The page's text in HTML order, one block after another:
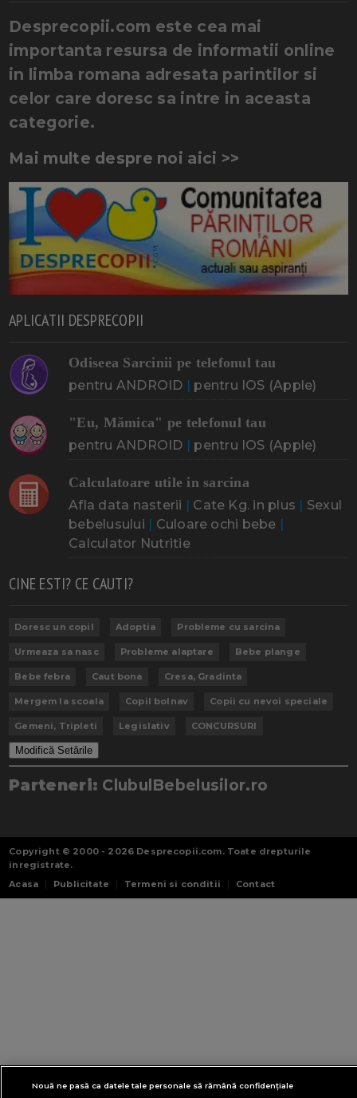
Desprecopii.com este cea mai
importanta resursa de informatii online
in limba romana adresata parintilor si
celor care doresc sa intre in aceasta
categorie.
Mai multe despre noi aici >>
APLICATII DESPRECOPII
Odiseea Sarcinii pe telefonul tau
pentru ANDROID pentru IOS (Apple)
"Eu, Mămica" pe telefonul tau
pentru ANDROID pentru IOS (Apple)
Calculatoare utile in sarcina
Afla data nasterii Cate Kg. in plus
Sexul
bebelusului
Culoare ochi bebe
Calculator Nutritie
CINE ESTI? CE CAUTI?
Doresc un copil Adoptia Probleme cu sarcina
Urmeaza sa nasc Probleme alaptare Bebe plange
Bebe febra Caut bona Cresa, Gradinta
Mergem la scoala Copil bolnav Copii cu nevoi speciale
Gemeni, Tripleti Legislativ CONCURSURI
Modifică Setările
Parteneri: ClubulBebelusilor.ro
Copyright © 2000 - 2026 Desprecopii.com. Toate drepturile
inregistrate.
Acasa
Publicitate Termeni si conditii Contact
Nouă ne pasă ca datele tale personale să rămână confidențiale